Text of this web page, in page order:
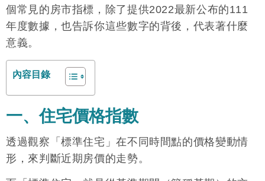
個常見的房市指標，除了提供2022最新公布的111
年度數據，也告訴你這些數字的背後，代表著什麼
意義。
內容目錄
一、住宅價格指數
透過觀察「標準住宅」在不同時間點的價格變動情
形，來判斷近期房價的走勢。